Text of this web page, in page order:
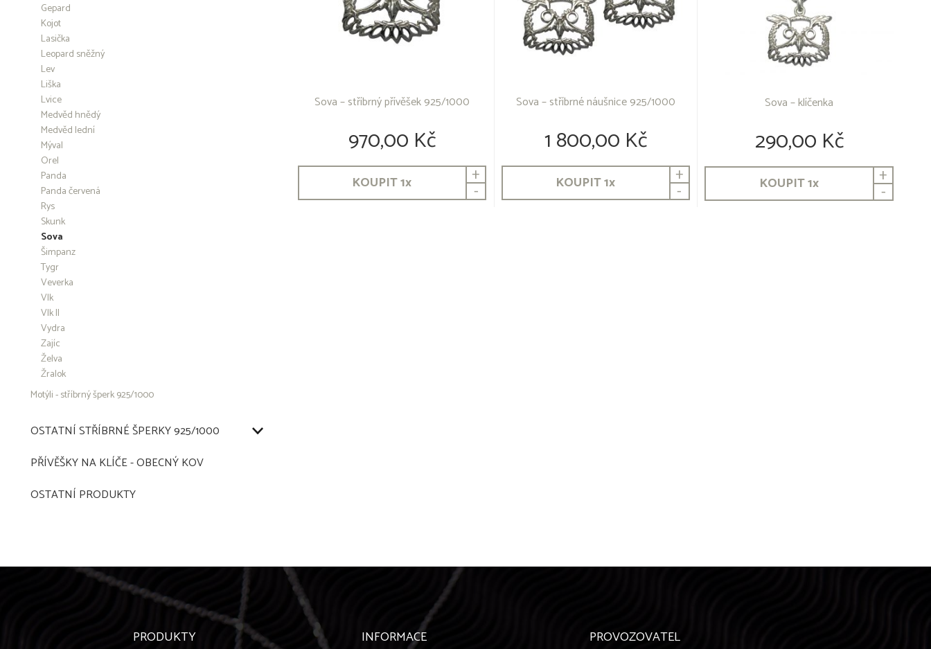
Gepard
Kojot
Lasička
Leopard sněžný
Lev
Liška
Lvice
Medvěd hnědý
Medvěd lední
Mýval
Orel
Panda
Panda červená
Rys
Skunk
Sova
Šimpanz
Tygr
Veverka
Vlk
Vlk II
Vydra
Zajíc
Želva
Žralok
Motýli - stříbrný šperk 925/1000
OSTATNÍ STŘÍBRNÉ ŠPERKY 925/1000
PŘÍVĚŠKY NA KLÍČE - OBECNÝ KOV
OSTATNÍ PRODUKTY
Sova – stříbrný přívěšek 925/1000
970,00 Kč
KOUPIT1x +
-
Sova – stříbrné náušnice 925/1000
1 800,00 Kč
KOUPIT1x +
-
Sova – klíčenka
290,00 Kč
KOUPIT1x +
-
PRODUKTY INFORMACE PROVOZOVATEL